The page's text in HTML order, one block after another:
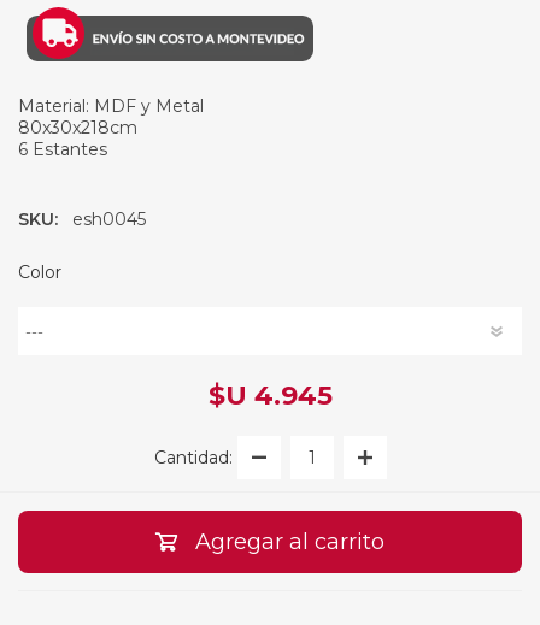
Material: MDF y Metal
80x30x218cm
6 Estantes
SKU: esh0045
Color
$U 4.945
Cantidad:
Agregar al carrito